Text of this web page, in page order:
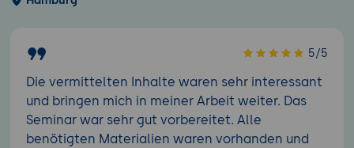
5/5
Die vermittelten Inhalte waren sehr interessant
und bringen mich in meiner Arbeit weiter. Das
Seminar war sehr gut vorbereitet. Alle
benötigten Materialien waren vorhanden und